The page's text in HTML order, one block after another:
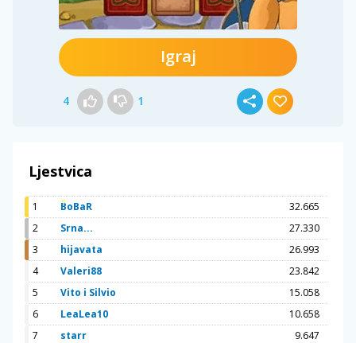
Igraj
4 1
Ljestvica
1 BoBaR
32.665
2
Srna...
27.330
3
hijavata
26.993
4
Valeri88
23.842
5
Vito i Silvio
15.058
6
LeaLea10
10.658
7
starr
9.647